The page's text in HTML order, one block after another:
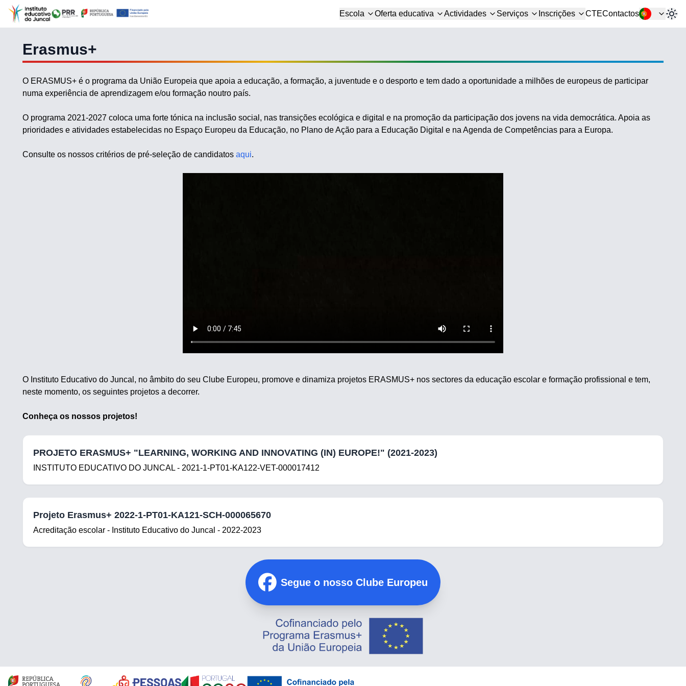
Escola Oferta educativa Actividades Serviços Inscrições CTEContactos
Erasmus+
O ERASMUS+ é o programa da União Europeia que apoia a educação, a formação, a juventude e o desporto e tem dado a oportunidade a milhões de europeus de participar
numa experiência de aprendizagem e/ou formação noutro país.
O programa 2021-2027 coloca uma forte tónica na inclusão social, nas transições ecológica e digital e na promoção da participação dos jovens na vida democrática. Apoia as
prioridades e atividades estabelecidas no Espaço Europeu da Educação, no Plano de Ação para a Educação Digital e na Agenda de Competências para a Europa.
Consulte os nossos critérios de pré-seleção de candidatos aqui.
O Instituto Educativo do Juncal, no âmbito do seu Clube Europeu, promove e dinamiza projetos ERASMUS+ nos sectores da educação escolar e formação profissional e tem,
neste momento, os seguintes projetos a decorrer.
Conheça os nossos projetos!
PROJETO ERASMUS+ "LEARNING, WORKING AND INNOVATING (IN) EUROPE!" (2021-2023)
INSTITUTO EDUCATIVO DO JUNCAL - 2021-1-PT01-KA122-VET-000017412
Projeto Erasmus+ 2022-1-PT01-KA121-SCH-000065670
Acreditação escolar - Instituto Educativo do Juncal - 2022-2023
Segue o nosso Clube Europeu